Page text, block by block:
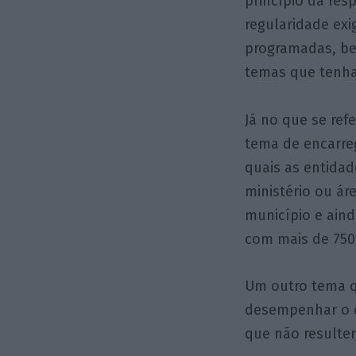
regularidade
programadas,
temas que
Já no que se
tema de
quais as
ministério ou
município e
com mais de
Um outro tema
desempenhar o
que não